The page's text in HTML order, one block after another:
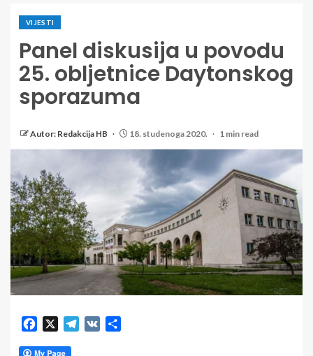
VIJESTI
Panel diskusija u povodu
25. obljetnice Daytonskog
sporazuma
Autor: Redakcija HB 18. studenoga 2020. 1 min read
Facebook Telegram
VK